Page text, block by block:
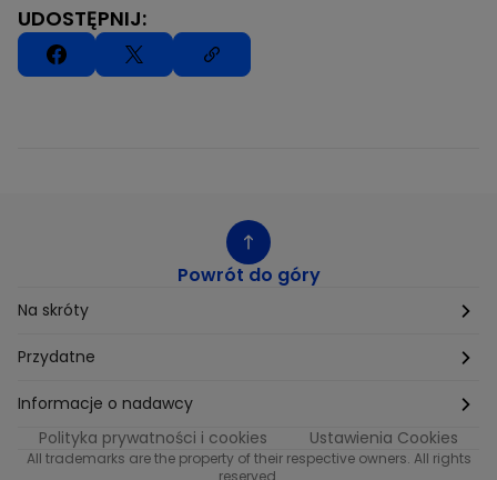
UDOSTĘPNIJ:
Powrót do góry
Na skróty
Etyka
Supplier Diversity
Polityka podatkowa
Przydatne
Biuro Prasowe
Biuro Reklamy
Informacje o nadawcy
Informacje o nadawcy programu METRO
Polityka prywatności i cookies Ustawienia Cookies
All trademarks are the property of their respective owners. All rights
reserved.